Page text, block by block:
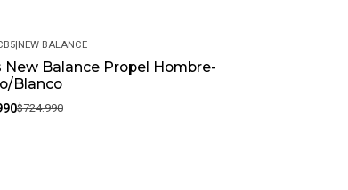
|NEW BALANCE
New Balance Propel Hombre-
Blanco
$724.990